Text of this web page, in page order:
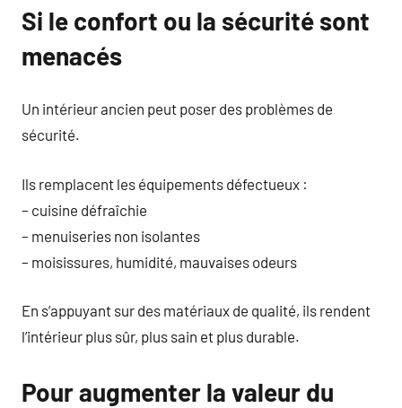
Si le confort ou la sécurité sont
menacés
Un intérieur ancien peut poser des problèmes de
sécurité.
Ils remplacent les équipements défectueux :
– cuisine défraîchie
– menuiseries non isolantes
– moisissures, humidité, mauvaises odeurs
En s’appuyant sur des matériaux de qualité, ils rendent
l’intérieur plus sûr, plus sain et plus durable.
Pour augmenter la valeur du